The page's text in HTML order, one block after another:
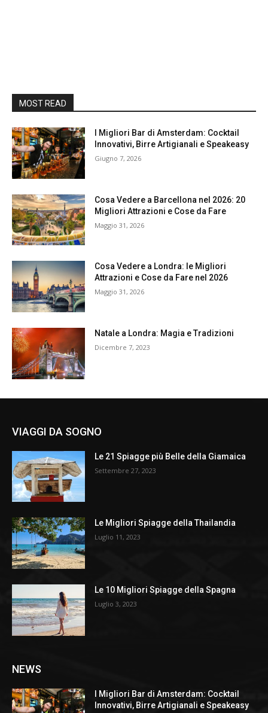
MOST READ
I Migliori Bar di Amsterdam: Cocktail
Innovativi, Birre Artigianali e Speakeasy
Giugno 7, 2026
Cosa Vedere a Barcellona nel 2026: 20
Migliori Attrazioni e Cose da Fare
Maggio 31, 2026
Cosa Vedere a Londra: le Migliori
Attrazioni e Cose da Fare nel 2026
Maggio 31, 2026
Natale a Londra: Magia e Tradizioni
Dicembre 7, 2023
VIAGGI DA SOGNO
Le 21 Spiagge più Belle della Giamaica
Settembre 27, 2023
Le Migliori Spiagge della Thailandia
Luglio 11, 2023
Le 10 Migliori Spiagge della Spagna
Luglio 3, 2023
NEWS
I Migliori Bar di Amsterdam: Cocktail
Innovativi, Birre Artigianali e Speakeasy